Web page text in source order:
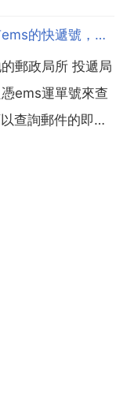
有ems運單號怎麼查收貨人地址，有ems的快遞號，能不能查到收件地址呢
郵政局所 投遞局
ems運單號來查
查詢郵件的即時